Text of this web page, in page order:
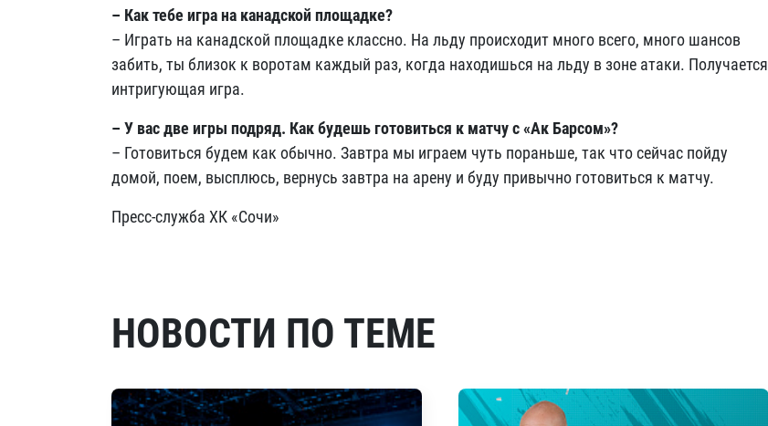
– Как тебе игра на канадской площадке?
– Играть на канадской площадке классно. На льду происходит много всего, много шансов
забить, ты близок к воротам каждый раз, когда находишься на льду в зоне атаки. Получается
интригующая игра.
– У вас две игры подряд. Как будешь готовиться к матчу с «Ак Барсом»?
– Готовиться будем как обычно. Завтра мы играем чуть пораньше, так что сейчас пойду
домой, поем, высплюсь, вернусь завтра на арену и буду привычно готовиться к матчу.
Пресс-служба ХК «Сочи»
НОВОСТИ ПО ТЕМЕ